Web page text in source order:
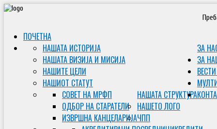
ПОЧЕТНА
ЗА
НАШАТА ИСТОРИЈА
НАШАТА ВИЗИЈА И МИСИЈА
НАШИТЕ ЦЕЛИ
НАШИОТ СТАТУТ
НАШАТА СТРУКТУРА
СОВЕТ НА МРФП
ОДБОР НА СТАРАТЕЛИ
ИЗВРШНА КАНЦЕЛАРИЈА
НАШЕТО ЛОГО
ЧПП
ЗА